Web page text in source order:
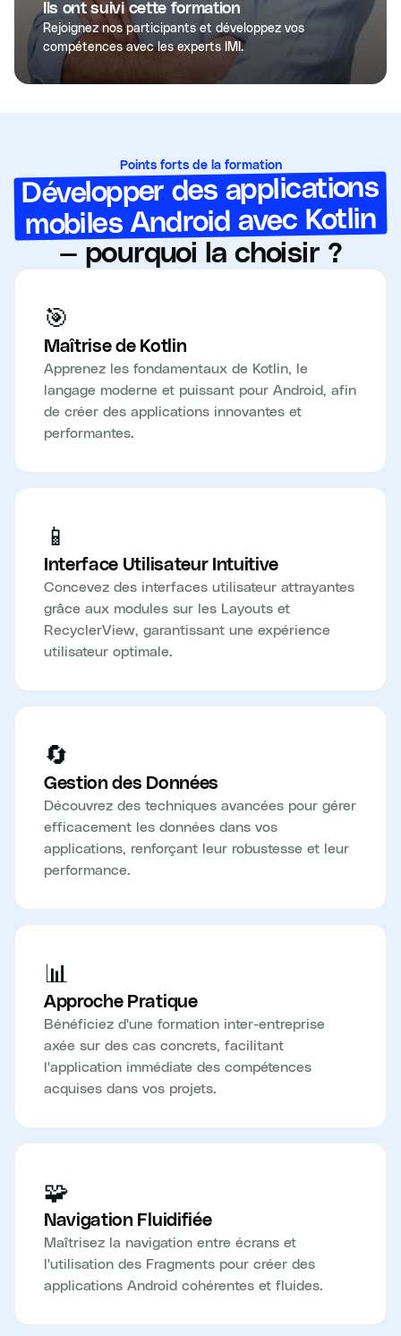
Ils ont suivi cette formation
Rejoignez nos participants et développez vos
compétences avec les experts IMI.
Points forts de la formation
Développer des applications
mobiles Android avec Kotlin
— pourquoi la choisir ?
🎯
Maîtrise de Kotlin
Apprenez les fondamentaux de Kotlin, le
langage moderne et puissant pour Android, afin
de créer des applications innovantes et
performantes.
📱
Interface Utilisateur Intuitive
Concevez des interfaces utilisateur attrayantes
grâce aux modules sur les Layouts et
RecyclerView, garantissant une expérience
utilisateur optimale.
🔄
Gestion des Données
Découvrez des techniques avancées pour gérer
efficacement les données dans vos
applications, renforçant leur robustesse et leur
performance.
📊
Approche Pratique
Bénéficiez d'une formation inter-entreprise
axée sur des cas concrets, facilitant
l'application immédiate des compétences
acquises dans vos projets.
🧩
Navigation Fluidifiée
Maîtrisez la navigation entre écrans et
l'utilisation des Fragments pour créer des
applications Android cohérentes et fluides.